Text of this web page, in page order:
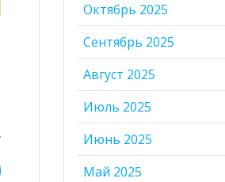
Октябрь 2025
Сентябрь 2025
Август 2025
Июль 2025
Июнь 2025
Май 2025